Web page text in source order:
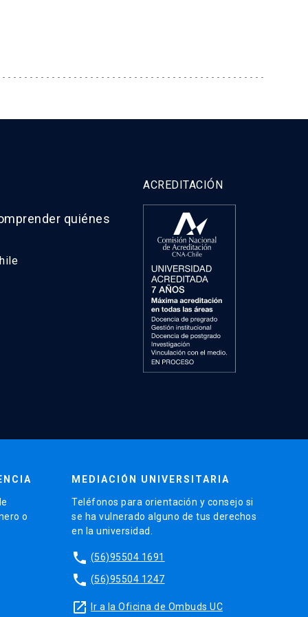
quiénes
ACREDITACIÓN
o
MEDIACIÓN UNIVERSITARIA
Teléfonos para orientación y consejo si
se ha vulnerado alguno de tus derechos
en la universidad.
phone (56)95504 1691
phone (56)95504 1247
launch Ir a la Oficina de Ombuds UC